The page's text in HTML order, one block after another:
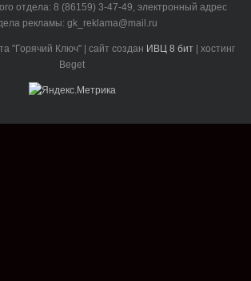
отдела: 8 (86159) 3-47-49, электронный адрес
рекламы: gk_reklama@mail.ru
"Горячий Ключ" | сайт создан ИВЦ 8 бит | хостинг
Beget